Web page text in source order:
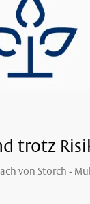
trotz
von Storch -